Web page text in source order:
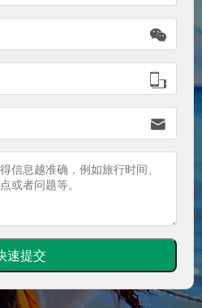


